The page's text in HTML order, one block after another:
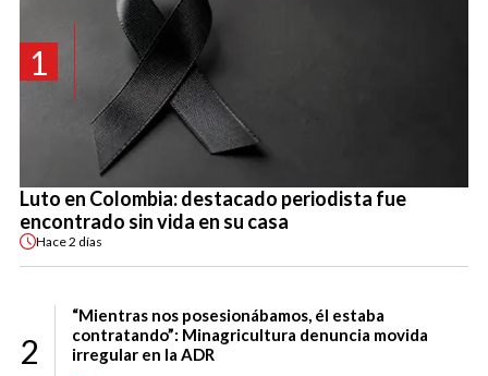
1
Luto en Colombia: destacado periodista fue
encontrado sin vida en su casa
Hace2 días
2
“Mientras nos posesionábamos, él estaba
contratando”: Minagricultura denuncia movida
irregular en la ADR